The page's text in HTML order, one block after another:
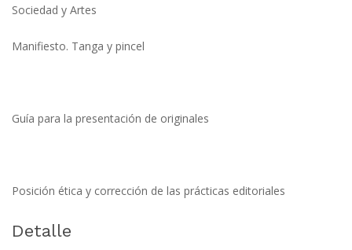
Sociedad y Artes
Manifiesto. Tanga y pincel
Guía para la presentación de originales
Posición ética y corrección de las prácticas editoriales
Detalle